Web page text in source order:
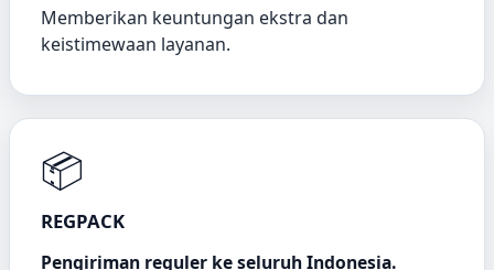
Memberikan keuntungan ekstra dan
keistimewaan layanan.
📦
REGPACK
Pengiriman reguler ke seluruh Indonesia.